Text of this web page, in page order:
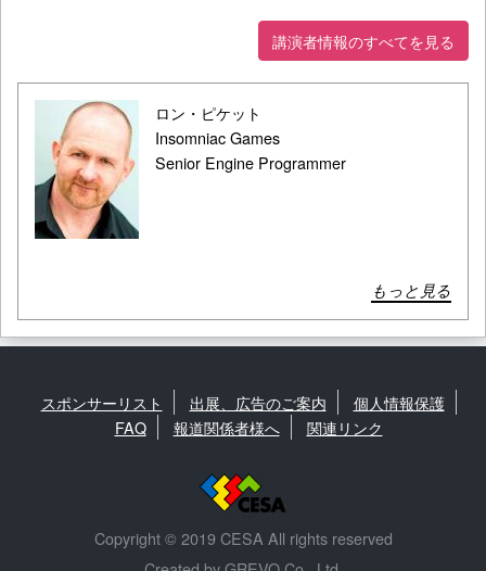
講演者情報のすべてを見る
ロン・ピケット
Insomniac Games
Senior Engine Programmer
もっと見る
スポンサーリスト 出展、広告のご案内
個人情報保護
FAQ
報道関係者様へ 関連リンク
Copyright © 2019 CESA All rights reserved